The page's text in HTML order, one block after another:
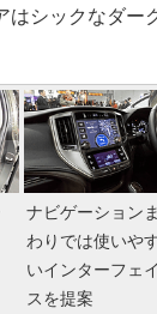
はシックなダー
ナビゲーションま
わりでは使いや
いインターフェイ
スを提案